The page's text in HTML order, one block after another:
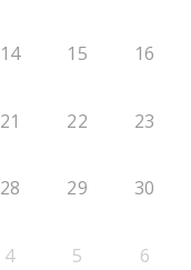
14 15 16
21 22 23
28 29 30
4 5 6